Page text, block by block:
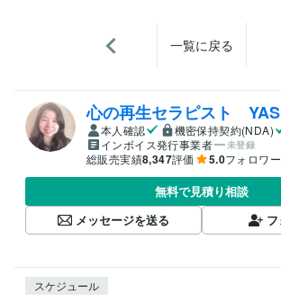
一覧に戻る
心の再生セラピスト
本人確認
機密保持契約(NDA)
インボイス発行事業者
未登録
総販売実績8,347評価 5.0フォロワー
無料で見積り相談
メッセージを送る
スケジュール